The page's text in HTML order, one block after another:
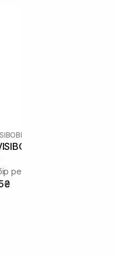
Hair Tie Black
резинок для волосся